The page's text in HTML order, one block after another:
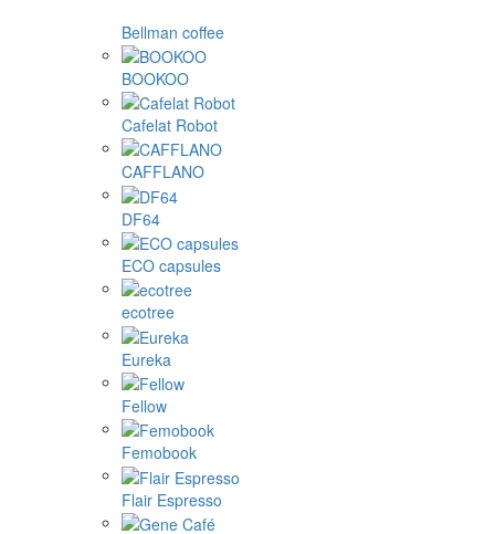
Bellman coffee
BOOKOO
Cafelat Robot
CAFFLANO
DF64
ECO capsules
ecotree
Eureka
Fellow
Femobook
Flair Espresso